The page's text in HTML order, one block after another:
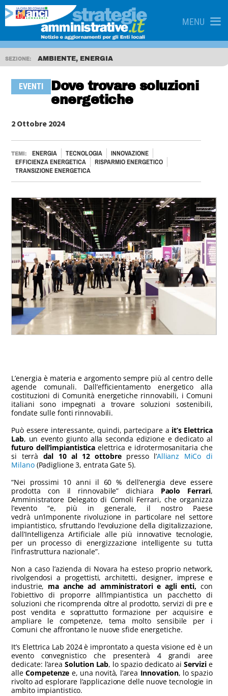
MENU
SEZIONE: AMBIENTE, ENERGIA
EVENTI
Dove trovare soluzioni
energetiche
2 Ottobre 2024
TEMI: ENERGIA TECNOLOGIA
INNOVAZIONE
EFFICIENZA ENERGETICA
RISPARMIO ENERGETICO
TRANSIZIONE ENERGETICA
L’energia è materia e argomento sempre più al centro delle
agende comunali. Dall’efficientamento energetico alla
costituzioni di Comunità energetiche rinnovabili, i Comuni
italiani sono impegnati a trovare soluzioni sostenibili,
fondate sulle fonti rinnovabili.
Può essere interessante, quindi, partecipare a it’s Elettrica
Lab, un evento giunto alla seconda edizione e dedicato al
futuro dell’impiantistica elettrica e idrotermosanitaria che
si terrà dal 10 al 12 ottobrepresso l’Allianz MiCo di
Milano(Padiglione 3, entrata Gate 5).
“Nei prossimi 10 anni il 60 % dell’energia deve essere
prodotta con il rinnovabile” dichiara Paolo Ferrari,
Amministratore Delegato di Comoli Ferrari, che organizza
l’evento “e, più in generale, il nostro Paese
vedrà un’imponente rivoluzione in particolare nel settore
impiantistico, sfruttando l’evoluzione della digitalizzazione,
dall’Intelligenza Artificiale alle più innovative tecnologie,
per un processo di energizzazione intelligente su tutta
l’infrastruttura nazionale”.
Non a caso l’azienda di Novara ha esteso proprio network,
rivolgendosi a progettisti, architetti, designer, imprese e
industrie, ma anche ad amministratori e agli enti, con
l’obiettivo di proporre all’impiantistica un pacchetto di
soluzioni che ricomprenda oltre al prodotto, servizi di pre e
post vendita e soprattutto formazione per acquisire e
ampliare le competenze, tema molto sensibile per i
Comuni che affrontano le nuove sfide energetiche.
It’s Elettrica Lab 2024 è improntato a questa visione ed è un
evento convegnistico che presenterà 4 grandi aree
dedicate: l’areaSolution Lab, lo spazio dedicato aiServizie
alleCompetenze e, una novità, l’area Innovation, lo spazio
rivolto ad esplorare l’applicazione delle nuove tecnologie in
ambito impiantistico.